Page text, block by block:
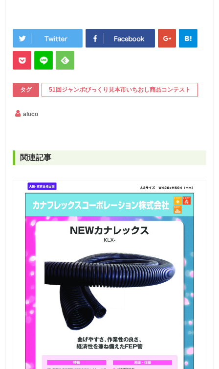
タグ 51回ジャンボびっくり見本市いちおし商品コンテスト
aluco
関連記事